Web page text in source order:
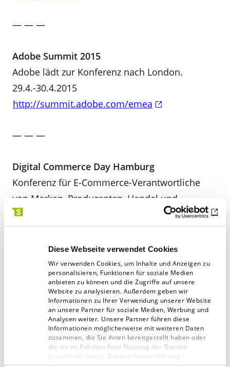
Diese Webseite verwendet Cookies
Wir verwenden Cookies, um Inhalte und Anzeigen zu
personalisieren, Funktionen für soziale Medien
anbieten zu können und die Zugriffe auf unsere
Website zu analysieren. Außerdem geben wir
Informationen zu Ihrer Verwendung unserer Website
an unsere Partner für soziale Medien, Werbung und
Analysen weiter. Unsere Partner führen diese
Informationen möglicherweise mit weiteren Daten
zusammen, die Sie ihnen bereitgestellt haben oder
die sie im Rahmen Ihrer Nutzung der Dienste
gesammelt haben. Datenschutzerklärung
— — —
Adobe Summit 2015
Adobe lädt zur Konferenz nach London.
29.4.-30.4.2015
http://summit.adobe.com/emea
— — —
Digital Commerce Day Hamburg
Konferenz für E-Commerce-Verantwortliche
von Marken, Produzenten, Handel und
Verlagen im Hamburger Hauptzollamt.
30.4.2015
www.digital-commerce-day.de
5. Deutscher Marketing-Innovations-Tag
In Nürnberg geht es auf Einladung der
Wissenschaftlichen Gesellschaft für
Innovatives Marketing (WIGIM) um innovative